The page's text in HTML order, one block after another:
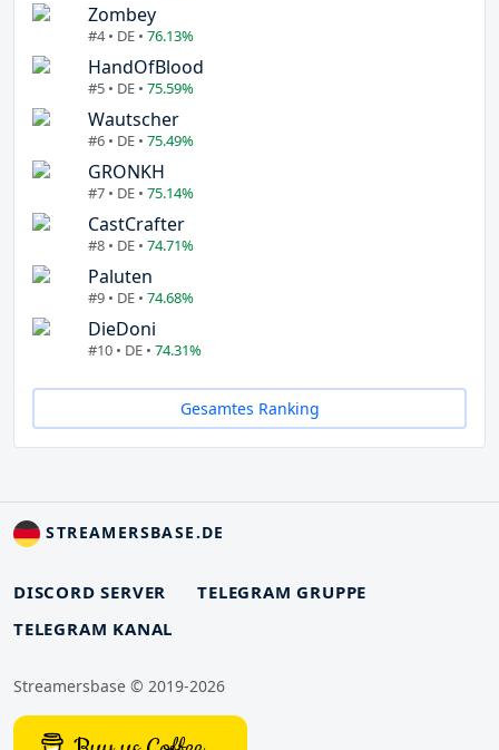
Zombey
#4 • DE • 76.13%
HandOfBlood
#5 • DE • 75.59%
Wautscher
#6 • DE • 75.49%
GRONKH
#7 • DE • 75.14%
CastCrafter
#8 • DE • 74.71%
Paluten
#9 • DE • 74.68%
DieDoni
#10 • DE • 74.31%
Gesamtes Ranking
STREAMERSBASE.DE
DISCORD SERVER
TELEGRAM GRUPPE
TELEGRAM KANAL
Streamersbase © 2019-2026